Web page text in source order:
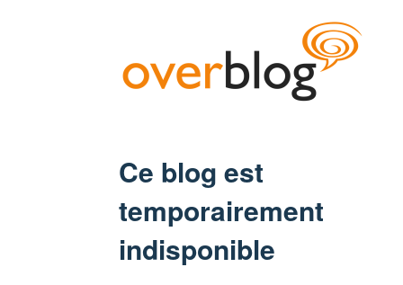
Ce blog est
temporairement
indisponible